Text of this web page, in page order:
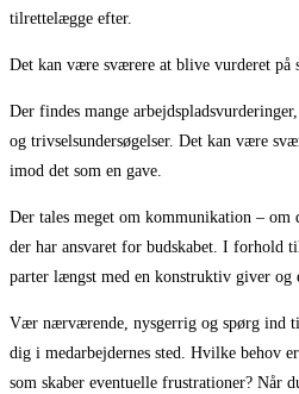
tilrettelægge efter.
Det kan være sværere at blive vurderet på
Der findes mange
og trivselsundersøgelser. Det kan være
imod det som en gave.
Der tales meget om kommunikation – om
der har ansvaret for budskabet. I forhold
parter længst med en konstruktiv giver og
Vær nærværende, nysgerrig og spørg ind
dig i medarbejdernes sted. Hvilke behov
som skaber eventuelle frustrationer? Når